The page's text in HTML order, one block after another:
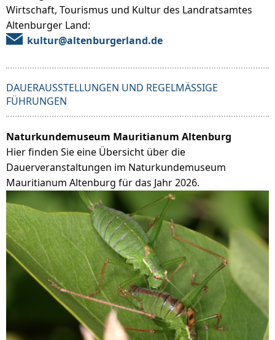
Wirtschaft, Tourismus und Kultur des Landratsamtes
Altenburger Land:
kultur@altenburgerland.de
DAUERAUSSTELLUNGEN UND REGELMÄSSIGE F
ÜHRUNGEN
Naturkundemuseum Mauritianum Altenburg
Hier finden Sie eine Übersicht über die
Dauerveranstaltungen im Naturkundemuseum
Mauritianum Altenburg für das Jahr 2026.